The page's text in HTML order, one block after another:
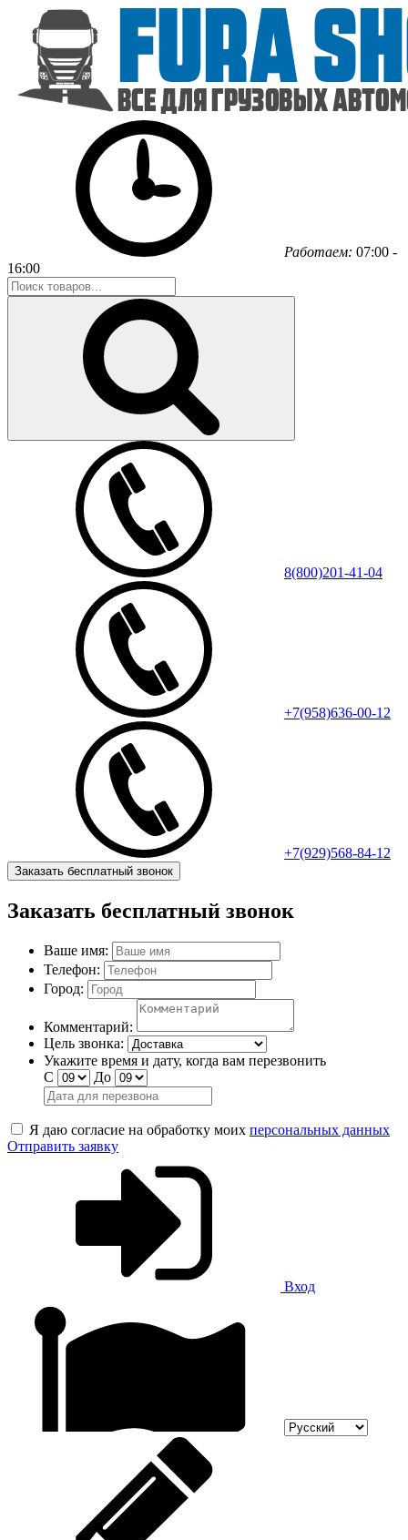
Работаем: 07:00 -
16:00
8(800)201-41-04
+7(958)636-00-12
+7(929)568-84-12
Заказать бесплатный звонок
Заказать бесплатный звонок
Ваше имя:
Телефон:
Город:
Комментарий:
Цель звонка:
Укажите время и дату, когда вам перезвонить
С
До
Я даю согласие на обработку моих персональных данных
Отправить заявку
Вход